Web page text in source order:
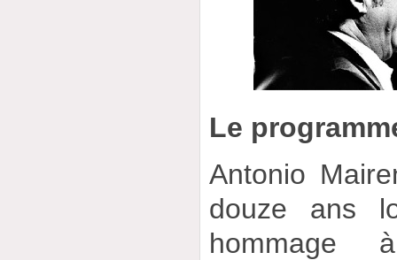
Le
Antonio
douze ans
hommage